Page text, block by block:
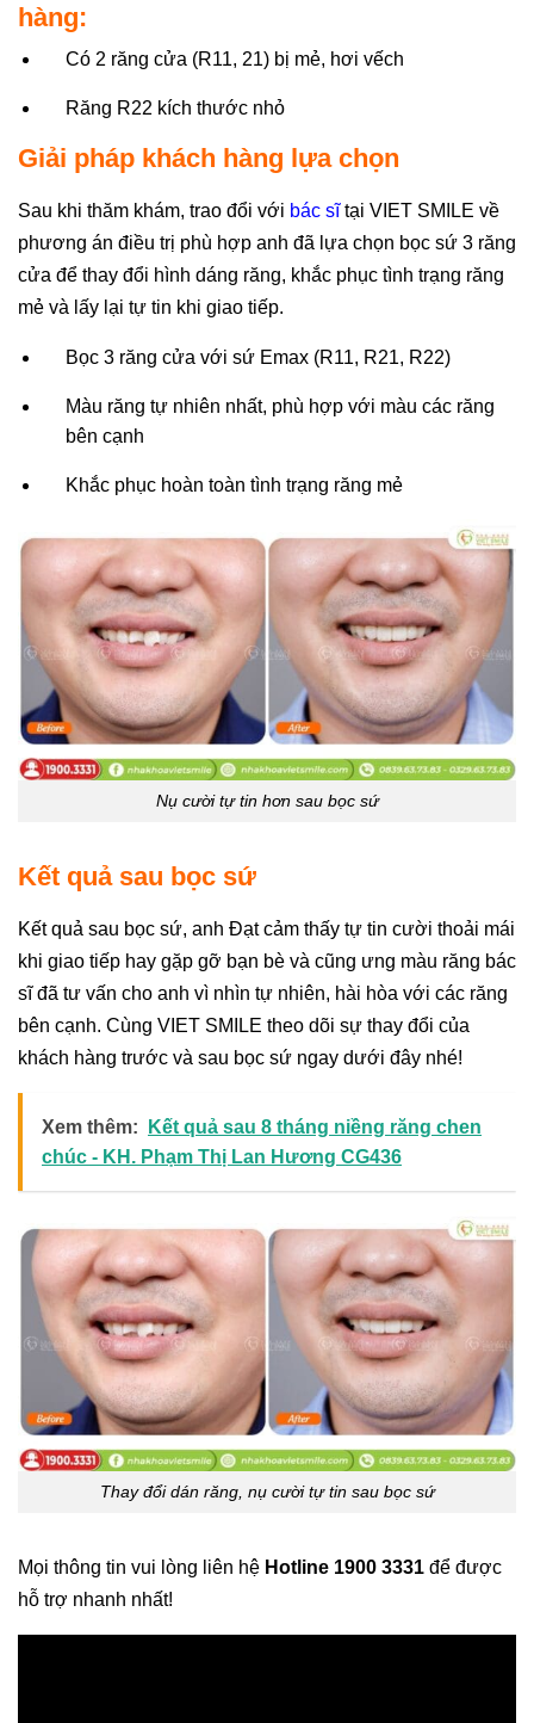
hàng:
Có 2 răng cửa (R11, 21) bị mẻ, hơi vếch
Răng R22 kích thước nhỏ
Giải pháp khách hàng lựa chọn
Sau khi thăm khám, trao đổi với bác sĩtại VIET SMILE về
phương án điều trị phù hợp anh đã lựa chọn bọc sứ 3 răng
cửa để thay đổi hình dáng răng, khắc phục tình trạng răng
mẻ và lấy lại tự tin khi giao tiếp.
Bọc 3 răng cửa với sứ Emax (R11, R21, R22)
Màu răng tự nhiên nhất, phù hợp với màu các răng
bên cạnh
Khắc phục hoàn toàn tình trạng răng mẻ
Nụ cười tự tin hơn sau bọc sứ
Kết quả sau bọc sứ
Kết quả sau bọc sứ, anh Đạt cảm thấy tự tin cười thoải mái
khi giao tiếp hay gặp gỡ bạn bè và cũng ưng màu răng bác
sĩ đã tư vấn cho anh vì nhìn tự nhiên, hài hòa với các răng
bên cạnh. Cùng VIET SMILE theo dõi sự thay đổi của
khách hàng trước và sau bọc sứ ngay dưới đây nhé!
Xem thêm:
Kết quả sau 8 tháng niềng răng chen
chúc - KH. Phạm Thị Lan Hương CG436
Thay đổi dán răng, nụ cười tự tin sau bọc sứ
Mọi thông tin vui lòng liên hệ Hotline 1900 3331 để được
hỗ trợ nhanh nhất!